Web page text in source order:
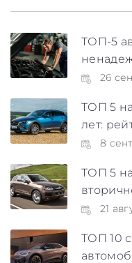
ТОП-5
26
ТОП 5
лет:
8
ТОП 5
21
ТОП 10